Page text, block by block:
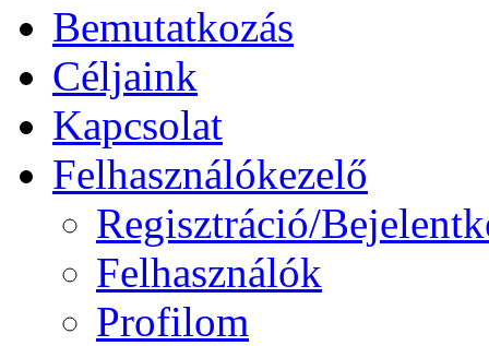
Bemutatkozás
Céljaink
Kapcsolat
Felhasználókezelő
Regisztráció/
Felhasználók
Profilom